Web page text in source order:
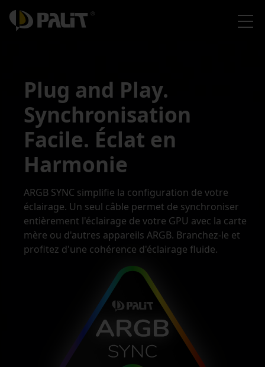
Plug and Play.
Synchronisation
Facile. Éclat en
Harmonie
ARGB SYNC simplifie la configuration de votre
éclairage. Un seul câble permet de synchroniser
entièrement l'éclairage de votre GPU avec la carte
mère ou d'autres appareils ARGB. Branchez-le et
profitez d'une cohérence d'éclairage fluide.